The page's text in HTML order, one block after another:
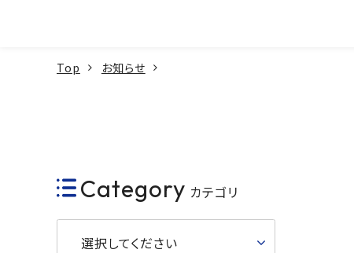
Top お知らせ
Category カテゴリ
選択してください